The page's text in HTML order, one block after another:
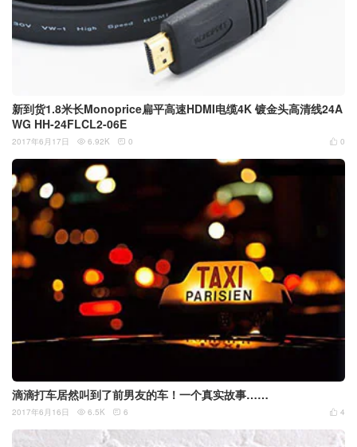
新到货1.8米长Monoprice扁平高速HDMI电缆4K 镀金头高清线24A
WG HH-24FLCL2-06E
 0
2017年6月17日  6.92K  0
滴滴打车居然叫到了前男友的车！一个真实故事……
 4
2017年6月16日  6.5K  6